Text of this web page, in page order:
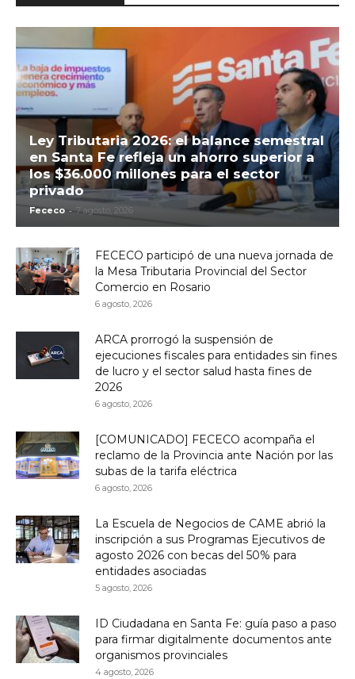
Ley Tributaria 2026: el balance semestral
en Santa Fe refleja un ahorro superior a
los $36.000 millones para el sector
privado
Fececo - 7 agosto, 2026
FECECO participó de una nueva jornada de
la Mesa Tributaria Provincial del Sector
Comercio en Rosario
6 agosto, 2026
ARCA prorrogó la suspensión de
ejecuciones fiscales para entidades sin fines
de lucro y el sector salud hasta fines de
2026
6 agosto, 2026
[COMUNICADO] FECECO acompaña el
reclamo de la Provincia ante Nación por las
subas de la tarifa eléctrica
6 agosto, 2026
La Escuela de Negocios de CAME abrió la
inscripción a sus Programas Ejecutivos de
agosto 2026 con becas del 50% para
entidades asociadas
5 agosto, 2026
ID Ciudadana en Santa Fe: guía paso a paso
para firmar digitalmente documentos ante
organismos provinciales
4 agosto, 2026